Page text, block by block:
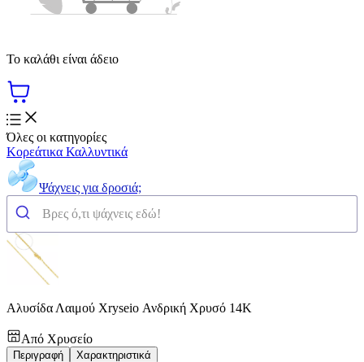
Το καλάθι είναι άδειο
Όλες οι κατηγορίες
Κορεάτικα Καλλυντικά
Ψάχνεις για δροσιά;
Αλυσίδα Λαιμού Xryseio Ανδρική Χρυσό 14Κ
Από Χρυσείο
Περιγραφή Χαρακτηριστικά